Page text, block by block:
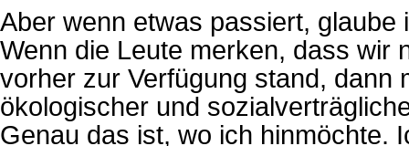
Aber wenn etwas passiert,
Wenn die Leute merken, dass wir
vorher zur Verfügung stand, dann
ökologischer und
Genau das ist, wo ich hinmöchte.